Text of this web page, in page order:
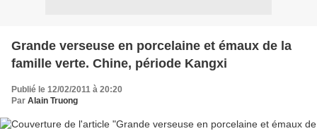
Grande verseuse en porcelaine et émaux de la
famille verte. Chine, période Kangxi
Publié le 12/02/2011 à 20:20
Par Alain Truong